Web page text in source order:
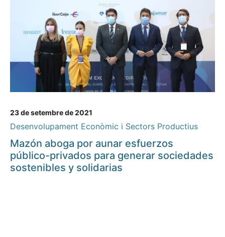
23 de setembre de 2021
Desenvolupament Econòmic i Sectors Productius
Mazón aboga por aunar esfuerzos
público-privados para generar sociedades
sostenibles y solidarias